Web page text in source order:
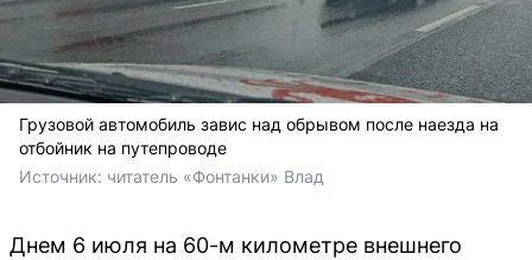
Грузовой автомобиль завис над обрывом после наезда на
отбойник на путепроводе
Источник: читатель «Фонтанки» Влад
Днем 6 июля на 60-м километре внешнего